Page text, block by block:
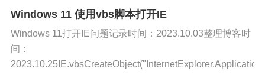
e/microsoft.powershell.security/set-executionpolic
具体方法
Windows 11 使用vbs脚本打开IE
Windows 11打开IE问题记录时间：2023.10.03整理博客时
间：
2023.10.25IE.vbsCreateObject("InternetExplorer.Applicatio...